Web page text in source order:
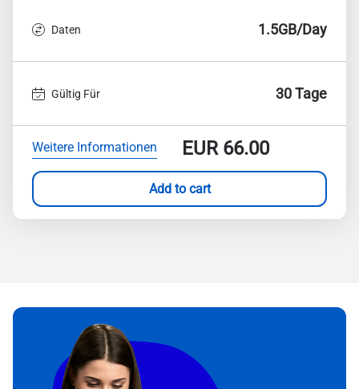
Daten 1.5GB/Day
Gültig Für 30 Tage
Weitere Informationen EUR66.00
Add to cart